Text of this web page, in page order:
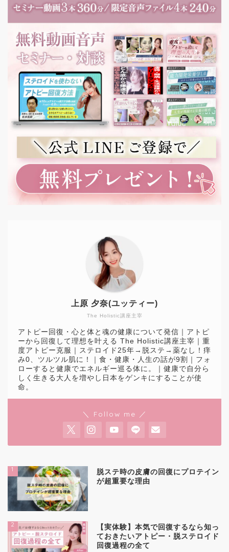
The Holistic講座主宰
上原 夕奈(ユッティー)
アトピー回復・心と体と魂の健康について発信｜アトピ
ーから回復して理想を叶える The Holistic講座主宰｜重
度アトピー克服｜ステロイド25年→脱ステ→薬なし！痒
み0、ツルツル肌に！｜食・健康・人生の話が9割｜フォ
ローすると健康でエネルギー巡る体に。｜健康で自分ら
しく生きる大人を増やし日本をゲンキにすることが使
命。
＼ Follow me ／
1
脱ステ時の皮膚の回復にプロテイン
が超重要な理由
2
【実体験】本気で回復するなら知っ
ておきたいアトピー・脱ステロイド
回復過程の全て